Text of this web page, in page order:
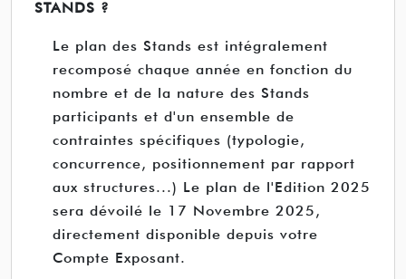
STANDS ?
Le plan des Stands est intégralement
recomposé chaque année en fonction du
nombre et de la nature des Stands
participants et d'un ensemble de
contraintes spécifiques (typologie,
concurrence, positionnement par rapport
aux structures...) Le plan de l'Edition 2025
sera dévoilé le 17 Novembre 2025,
directement disponible depuis votre
Compte Exposant.